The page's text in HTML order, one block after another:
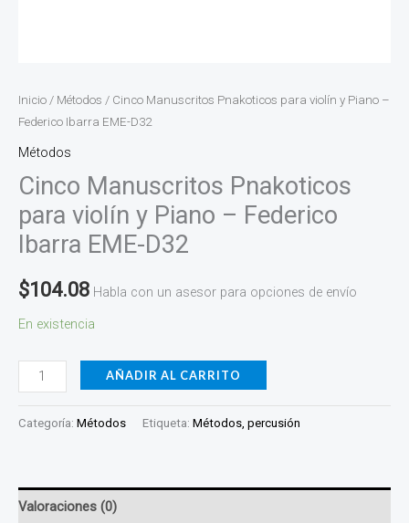
Inicio / Métodos / Cinco Manuscritos Pnakoticos para violín y Piano –
Federico Ibarra EME-D32
Métodos
Cinco Manuscritos Pnakoticos
para violín y Piano – Federico
Ibarra EME-D32
$104.08 Habla con un asesor para opciones de envío
En existencia
AÑADIR AL CARRITO
Categoría: Métodos Etiqueta: Métodos, percusión
Valoraciones (0)